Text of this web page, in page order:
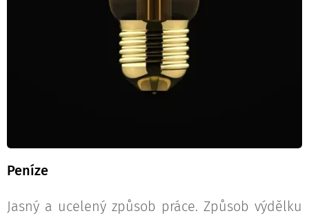
Peníze
Jasný a ucelený způsob práce. Způsob výdělku